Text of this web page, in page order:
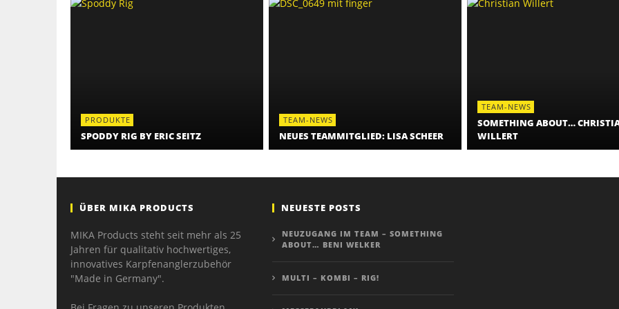
PRODUKTE
SPODDY RIG BY ERIC SEITZ
TEAM-NEWS
NEUES TEAMMITGLIED: LISA SCHEER
TEAM-NEWS
SOMETHING ABOUT…
WILLERT
ÜBER MIKA PRODUCTS
MIKA Products steht seit mehr als 25
Jahren für qualitativ hochwertiges,
innovatives Karpfenanglerzubehör
"Made in Germany".
NEUESTE POSTS
NEUZUGANG IM TEAM – SOMETHING
ABOUT… BENI WELKER
MULTI – KOMBI – RIG!